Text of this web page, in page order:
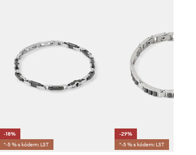
-18%
*-5 % s kódem: LST
-29%
*-5 % s kódem: LST